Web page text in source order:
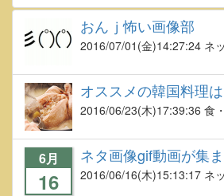
おんｊ怖い画像部
2016/07/01 (金)14:27:24 ネ
オススメの韓国料理は
2016/06/23(木)17:39:36 食
6月
16
ネタ画像gif動画が集
2016/06/16(木)15:13:17 ネ